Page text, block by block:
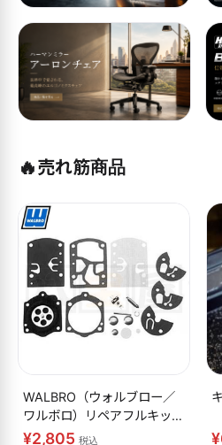
🔥売れ筋商品
WALBRO（ウォルブロー／
ワルボロ）リペアフルキット
K10-WB
¥2,805 税込